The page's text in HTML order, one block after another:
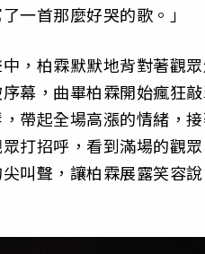
一首那麼好哭的歌。」
，柏霖默默地背對著觀
幕，曲畢柏霖開始瘋狂
帶起全場高漲的情緒，
打招呼，看到滿場的觀
叫聲，讓柏霖展露笑容